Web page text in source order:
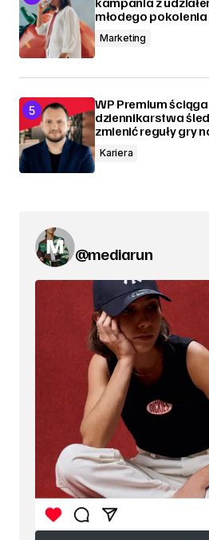
młodego pokolenia
Marketing
WP Premium
dziennikarstwa
zmienić reguły gry
Kariera
@mediarun